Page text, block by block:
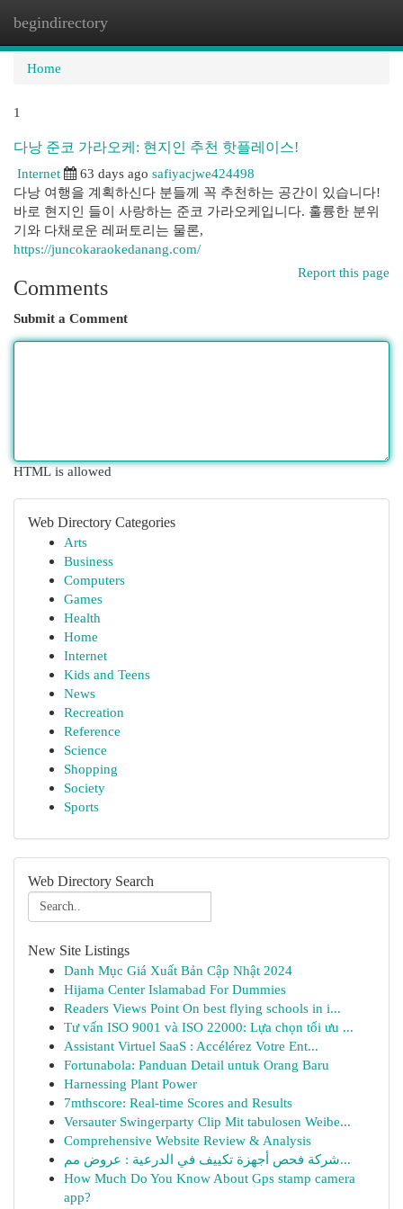
begindirectory
Home
1
다낭 준코 가라오케: 현지인 추천 핫플레이스!
Internet
63 days ago safiyacjwe424498
다낭 여행을 계획하신다 분들께 꼭 추천하는 공간이 있습니다!
바로 현지인 들이 사랑하는 준코 가라오케입니다. 훌륭한 분위
기와 다채로운 레퍼토리는 물론,
https://juncokaraokedanang.com/
Report this page
Comments
Submit a Comment
HTML is allowed
Web Directory Categories
Arts
Business
Computers
Games
Health
Home
Internet
Kids and Teens
News
Recreation
Reference
Science
Shopping
Society
Sports
Web Directory Search
New Site Listings
Danh Mục Giá Xuất Bản Cập Nhật 2024
Hijama Center Islamabad For Dummies
Readers Views Point On best flying schools in i...
Tư vấn ISO 9001 và ISO 22000: Lựa chọn tối ưu ...
Assistant Virtuel SaaS : Accélérez Votre Ent...
Fortunabola: Panduan Detail untuk Orang Baru
Harnessing Plant Power
7mthscore: Real-time Scores and Results
Versauter Swingerparty Clip Mit tabulosen Weibe...
Comprehensive Website Review & Analysis
شركة فحص أجهزة تكييف في الدرعية : عروض مم...
How Much Do You Know About Gps stamp camera
app?